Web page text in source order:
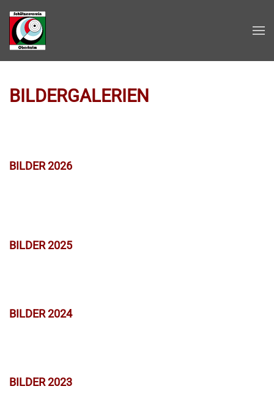
Zum Hauptinhalt springen
BILDERGALERIEN
BILDER 2026
BILDER 2025
BILDER 2024
BILDER 2023